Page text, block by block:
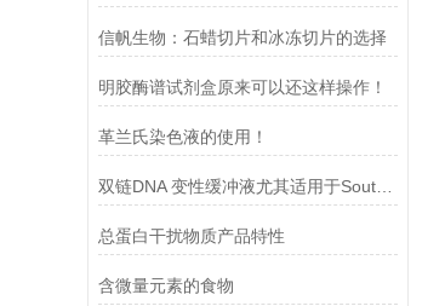
信帆生物：石蜡切片和冰冻切片的选择​
明胶酶谱试剂盒原来可以还这样操作！
革兰氏染色液的使用！
双链DNA 变性缓冲液尤其适用于Southern blot 实验
总蛋白干扰物质产品特性
含微量元素的食物